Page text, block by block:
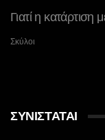
Γιατί η κατάρτιση
Σκύλοι
ΣΥΝΙΣΤΆΤΑΙ